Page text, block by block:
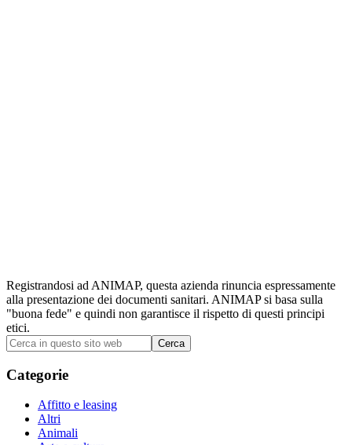
Registrandosi ad ANIMAP, questa azienda rinuncia espressamente
alla presentazione dei documenti sanitari. ANIMAP si basa sulla
"buona fede" e quindi non garantisce il rispetto di questi principi
etici.
Barra
laterale
primaria
Cerca
in
questo
sito
Categorie
Affitto e leasing
Altri
Animali